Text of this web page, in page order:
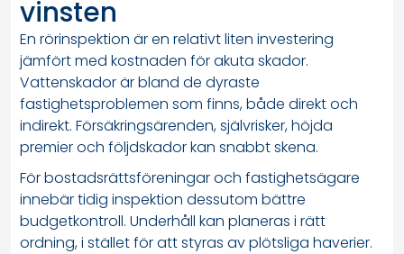
vinsten
En rörinspektion är en relativt liten investering
jämfört med kostnaden för akuta skador.
Vattenskador är bland de dyraste
fastighetsproblemen som finns, både direkt och
indirekt. Försäkringsärenden, självrisker, höjda
premier och följdskador kan snabbt skena.
För bostadsrättsföreningar och fastighetsägare
innebär tidig inspektion dessutom bättre
budgetkontroll. Underhåll kan planeras i rätt
ordning, i stället för att styras av plötsliga haverier.